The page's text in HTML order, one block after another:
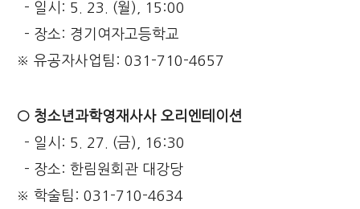
- 일시: 5. 23. (월), 15:00
- 장소: 경기여자고등학교
※ 유공자사업팀: 031-710-4657
○ 청소년과학영재사사 오리엔테이션
- 일시: 5. 27. (금), 16:30
- 장소: 한림원회관 대강당
※ 학술팀: 031-710-4634